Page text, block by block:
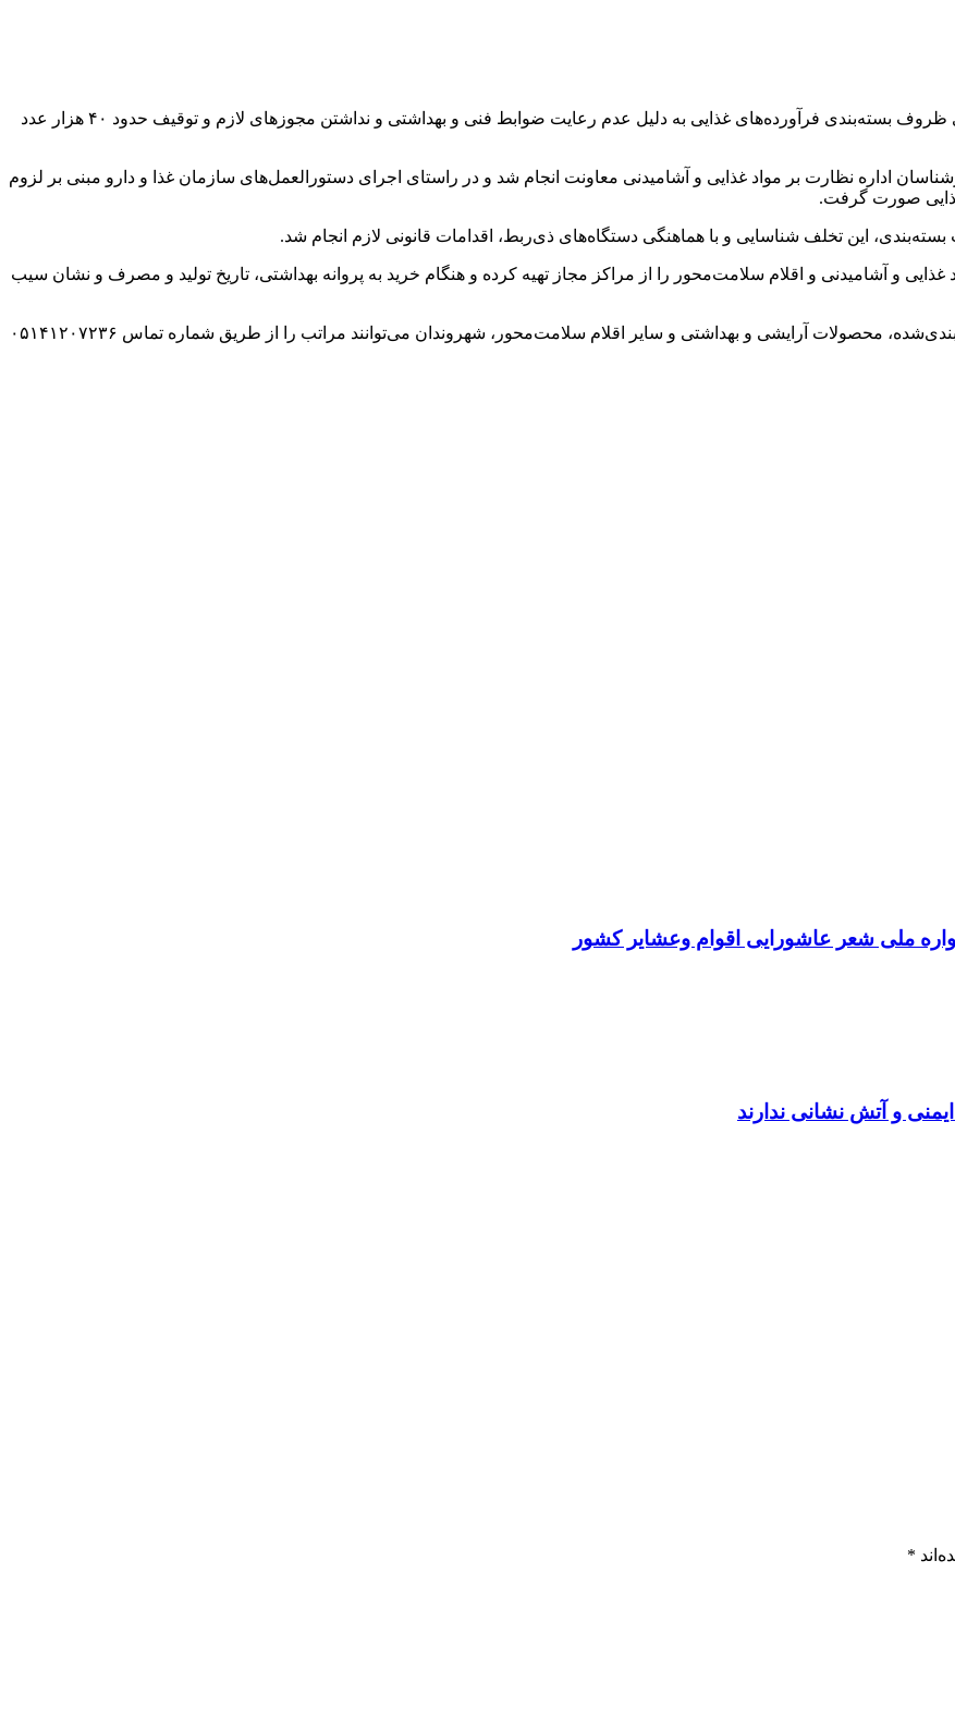
معاون غذا و دارو دانشگاه علوم پزشکی نیشابور از پلمب یک واحد تولیدی ظروف بسته‌بندی فرآورده‌های غذایی به دلیل عدم رعایت ضوابط فنی و بهداشتی و نداشتن مجوزهای لازم و توقیف حدود ۴۰ هزار عدد
اداره نظارت بر مواد غذایی و آشامیدنی معاونت انجام شد و در راستای اجرای دستورالعمل‌های سازمان غذا و دارو مبنی بر لزوم
غذایی صورت گرفت.
این تخلف شناسایی و با هماهنگی دستگاه‌های ذی‌ربط، اقدامات قانونی لازم انجام شد.
و آشامیدنی و اقلام سلامت‌محور را از مراکز مجاز تهیه کرده و هنگام خرید به پروانه بهداشتی، تاریخ تولید و مصرف و نشان سیب
در صورت مشاهده هرگونه تخلف یا شکایت در خصوص مواد غذایی بسته‌بندی‌شده، محصولات آرایشی و بهداشتی و سایر اقلام سلامت‌محور، شهروندان می‌توانند مراتب را از طریق شماره تماس ۰۵۱۴۱۲۰۷۲۳۶
ملی شعر عاشورایی اقوام وعشایر کشور
و آتش نشانی ندارند
*